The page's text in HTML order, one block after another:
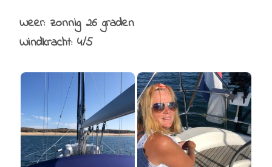
Weer: zonnig 26 graden
Windkracht: 4/5